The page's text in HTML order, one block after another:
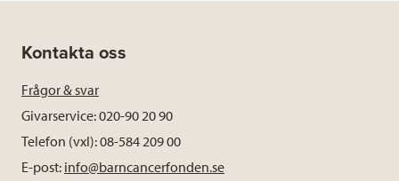
Kontakta oss
Frågor & svar
Givarservice: 020-90 20 90
Telefon (vxl): 08-584 209 00
E-post: info@barncancerfonden.se